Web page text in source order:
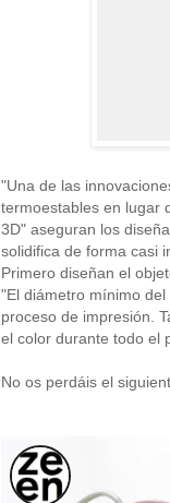
"Una de las
termoestables en lugar
3D" aseguran los
solidifica de forma casi
Primero diseñan el
"El diámetro mínimo
proceso de impresión.
el color durante todo el
No os perdáis el